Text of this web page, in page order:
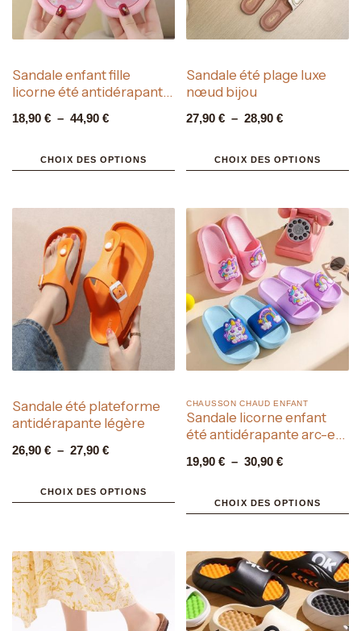
Sandale enfant fille
licorne été antidérapante
18,90 € – 44,90 €
CHOIX DES OPTIONS
Sandale été plage luxe
nœud bijou
27,90 € – 28,90 €
CHOIX DES OPTIONS
Sandale été plateforme
antidérapante légère
26,90 € – 27,90 €
CHOIX DES OPTIONS
CHAUSSON CHAUD ENFANT​
Sandale licorne enfant
été antidérapante arc-en-
19,90 € – 30,90 €
CHOIX DES OPTIONS